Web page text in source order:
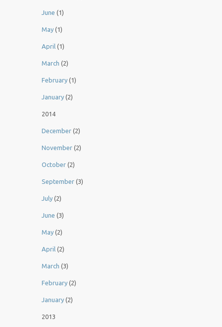
June (1)
May (1)
April (1)
March (2)
February (1)
January (2)
2014
December (2)
November (2)
October (2)
September (3)
July (2)
June (3)
May (2)
April (2)
March (3)
February (2)
January (2)
2013